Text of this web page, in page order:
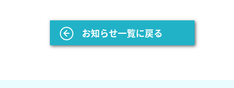
お知らせ一覧に戻る